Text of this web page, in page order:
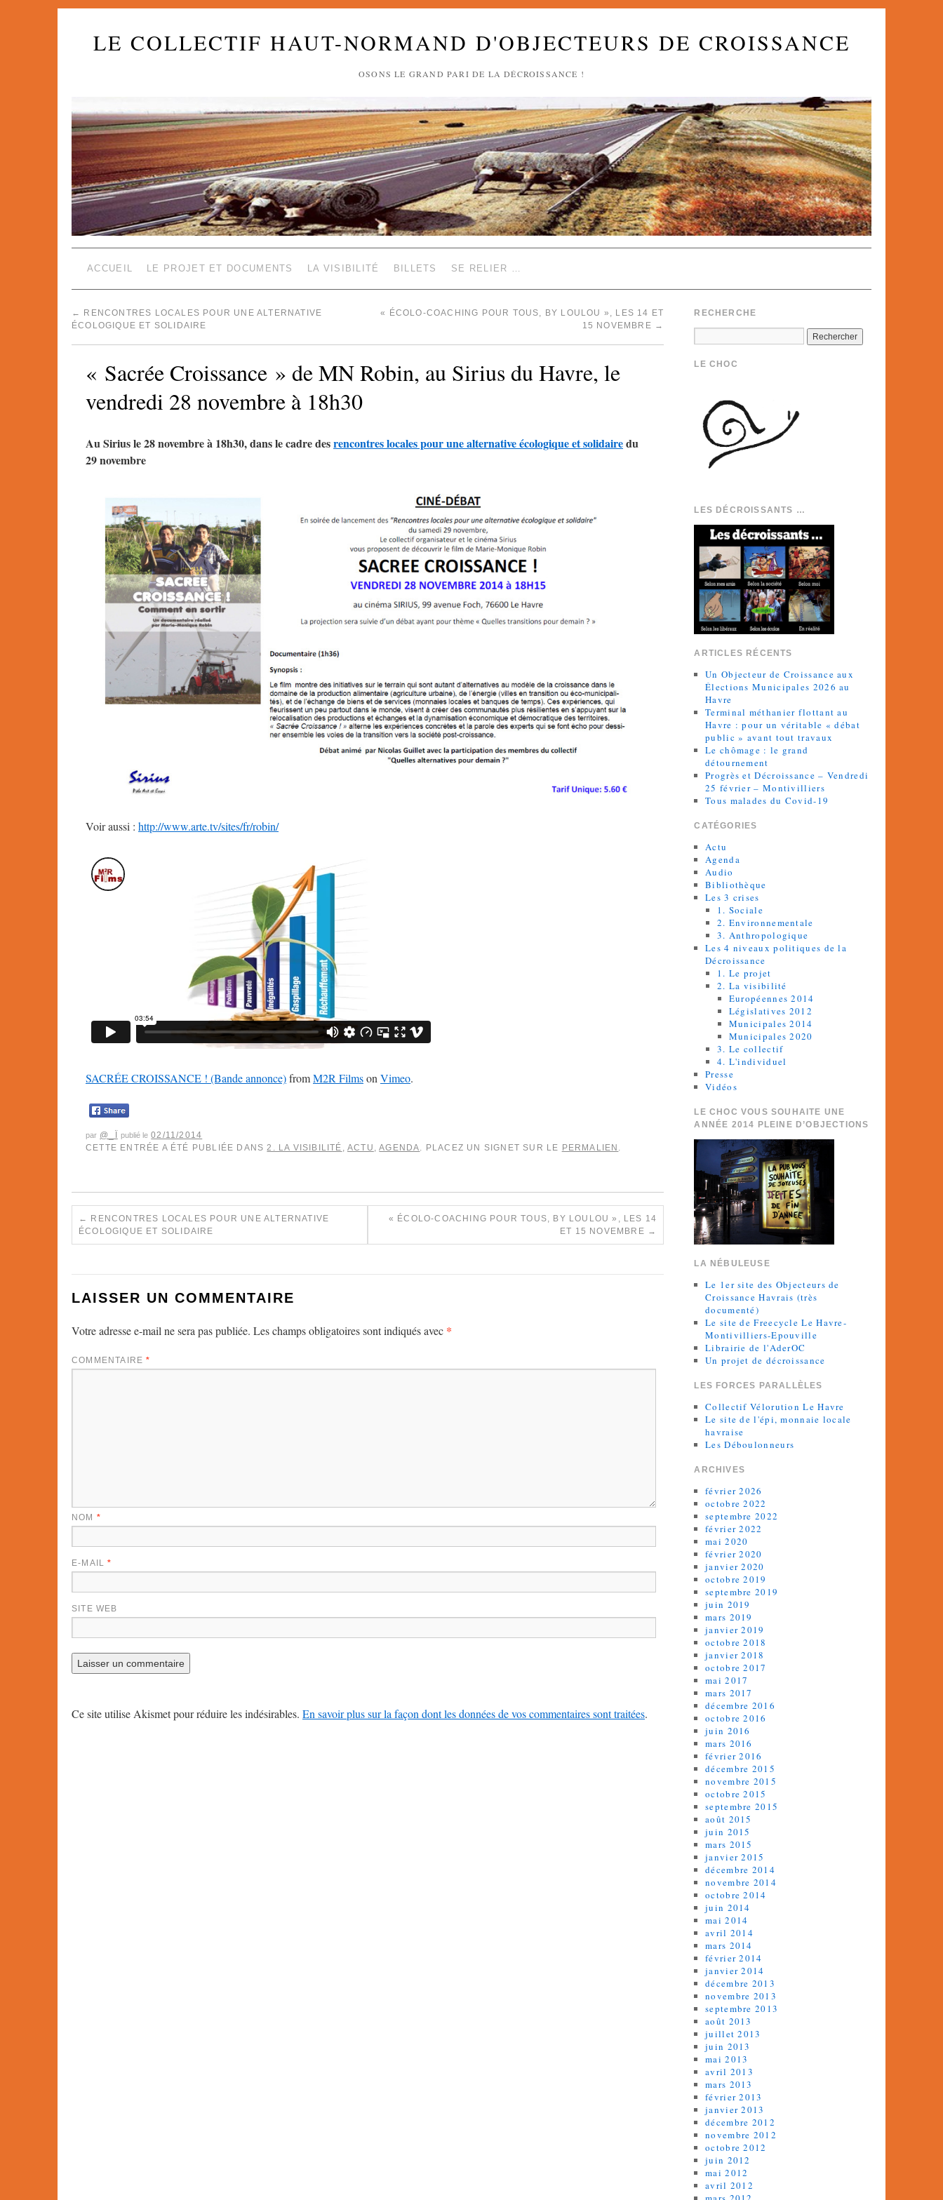
LE COLLECTIF HAUT-NORMAND D'OBJECTEURS DE CROISSANCE
OSONS LE GRAND PARI DE LA DÉCROISSANCE !
ACCUEIL LE PROJET ET DOCUMENTS LA VISIBILITÉ BILLETS SE RELIER …
←
RENCONTRES LOCALES POUR UNE ALTERNATIVE
ÉCOLOGIQUE ET SOLIDAIRE
« ÉCOLO-COACHING POUR TOUS, BY LOULOU », LES 14 ET
15 NOVEMBRE →
« Sacrée Croissance » de MN Robin, au Sirius du Havre, le
vendredi 28 novembre à 18h30
Au Sirius le 28 novembre à 18h30, dans le cadre desrencontres locales pour une alternative écologique et solidairedu
29 novembre
Voir aussi : http://www.arte.tv/sites/fr/robin/
SACRÉE CROISSANCE ! (Bande annonce)fromM2R FilmsonVimeo.
par @_Ï publié le 02/11/2014
CETTE ENTRÉE A ÉTÉ PUBLIÉE DANS2. LA VISIBILITÉ ,ACTU ,AGENDA. PLACEZ UN SIGNET SUR LE PERMALIEN .
← RENCONTRES LOCALES POUR UNE ALTERNATIVE
ÉCOLOGIQUE ET SOLIDAIRE
« ÉCOLO-COACHING POUR TOUS, BY LOULOU », LES 14
ET 15 NOVEMBRE →
LAISSER UN COMMENTAIRE
Votre adresse e-mail ne sera pas publiée. Les champs obligatoires sont indiqués avec *
COMMENTAIRE*
NOM *
E-MAIL*
SITE WEB
Ce site utilise Akismet pour réduire les indésirables. En savoir plus sur la façon dont les données de vos commentaires sont traitées.
RECHERCHE
LE CHOC
LES DÉCROISSANTS …
ARTICLES RÉCENTS
Un Objecteur de Croissance aux
Élections Municipales 2026 au
Havre
Terminal méthanier flottant au
Havre : pour un véritable « débat
public » avant tout travaux
Le chômage : le grand
détournement
Progrès et Décroissance – Vendredi
25 février – Montivilliers
Tous malades du Covid-19
CATÉGORIES
Actu
Agenda
Audio
Bibliothèque
Les 3 crises
1. Sociale
2. Environnementale
3. Anthropologique
Les 4 niveaux politiques de la
Décroissance
1. Le projet
2. La visibilité
Européennes 2014
Législatives 2012
Municipales 2014
Municipales 2020
3. Le collectif
4. L'individuel
Presse
Vidéos
LE CHOC VOUS SOUHAITE UNE
ANNÉE 2014 PLEINE D’OBJECTIONS
LA NÉBULEUSE
Le 1er site des Objecteurs de
Croissance Havrais (très
documenté)
Le site de Freecycle Le Havre-
Montivilliers-Epouville
Librairie de l'AderOC
Un projet de décroissance
LES FORCES PARALLÈLES
Collectif Vélorution Le Havre
Le site de l'épi, monnaie locale
havraise
Les Déboulonneurs
ARCHIVES
février 2026
octobre 2022
septembre 2022
février 2022
mai 2020
février 2020
janvier 2020
octobre 2019
septembre 2019
juin 2019
mars 2019
janvier 2019
octobre 2018
janvier 2018
octobre 2017
mai 2017
mars 2017
décembre 2016
octobre 2016
juin 2016
mars 2016
février 2016
décembre 2015
novembre 2015
octobre 2015
septembre 2015
août 2015
juin 2015
mars 2015
janvier 2015
décembre 2014
novembre 2014
octobre 2014
juin 2014
mai 2014
avril 2014
mars 2014
février 2014
janvier 2014
décembre 2013
novembre 2013
septembre 2013
août 2013
juillet 2013
juin 2013
mai 2013
avril 2013
mars 2013
février 2013
janvier 2013
décembre 2012
novembre 2012
octobre 2012
juin 2012
mai 2012
avril 2012